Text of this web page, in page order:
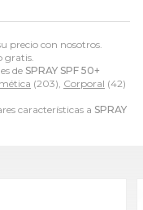
precio con nosotros.
gratis.
de SPRAY SPF 50+
(203), Corporal (42)
características a SPRAY